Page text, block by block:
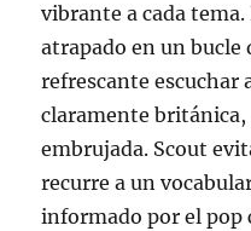
vibrante a cada
atrapado en un bucle
refrescante escuchar
claramente británica,
embrujada. Scout
recurre a un
informado por el pop